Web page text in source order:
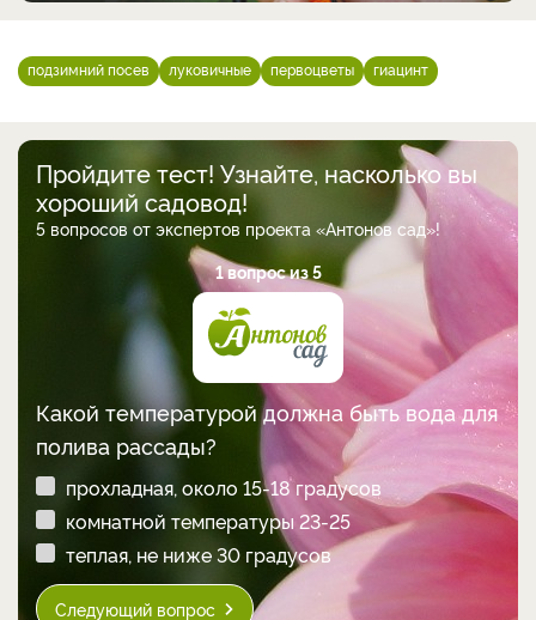
подзимний посев луковичные первоцветы гиацинт
Пройдите тест! Узнайте, насколько вы
хороший садовод!
5 вопросов от экспертов проекта «Антонов сад»!
1 вопрос из 5
Какой температурой должна быть вода для
полива рассады?
прохладная, около 15-18 градусов
комнатной температуры 23-25
теплая, не ниже 30 градусов
Следующий вопрос